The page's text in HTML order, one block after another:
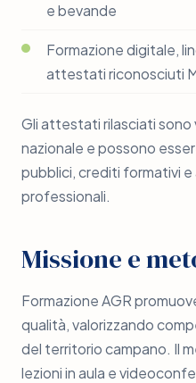
e bevande
Formazione digitale,
attestati riconosciuti
Gli attestati rilasciati
nazionale e possono
pubblici, crediti formativi
professionali.
Missione e
Formazione AGR
qualità, valorizzando
del territorio campano. Il
lezioni in aula e